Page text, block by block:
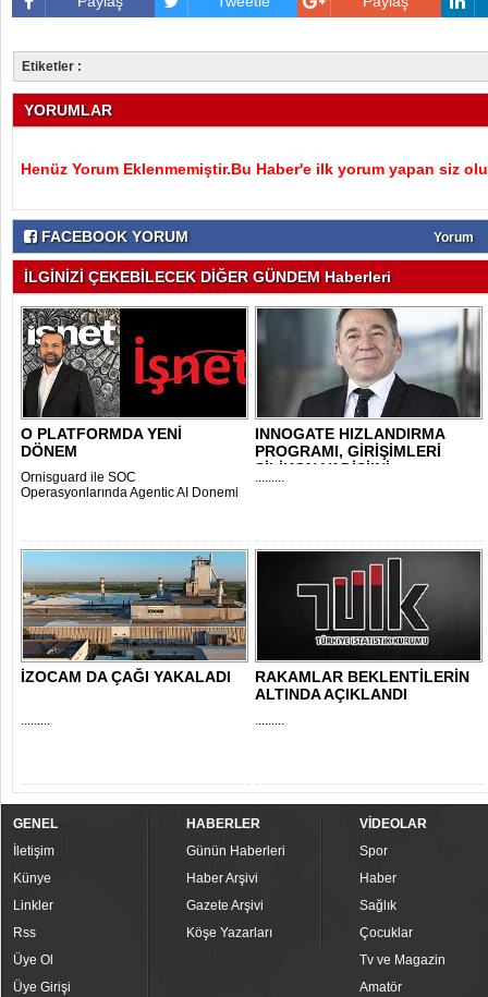
Etiketler :
YORUMLAR
Henüz Yorum Eklenmemiştir.Bu Haber'e ilk yorum yapan siz
FACEBOOK YORUM Yorum
İLGİNİZİ ÇEKEBİLECEK DİĞER GÜNDEM Haberleri
O PLATFORMDA YENİ
DÖNEM
Ornisguard ile SOC
Operasyonlarında Agentic AI Donemi
INNOGATE HIZLANDIRMA
PROGRAMI, GİRİŞİMLERİ
SİLİKON VADİSİ’Nİ..
.........
İZOCAM DA ÇAĞI YAKALADI
.........
RAKAMLAR BEKLENTİLERİN
ALTINDA AÇIKLANDI
.........
GENEL
İletişim
Künye
Linkler
Rss
Üye Ol
Üye Girişi
HABERLER
Günün Haberleri
Haber Arşivi
Gazete Arşivi
Köşe Yazarları
VİDEOLAR
Spor
Haber
Sağlık
Çocuklar
Tv ve Magazin
Amatör